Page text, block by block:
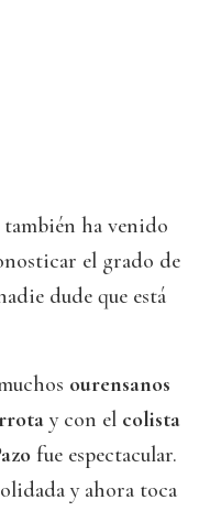
ha venido
el grado de
dude que está
ourensanos
y con el colista
fue espectacular.
y ahora toca